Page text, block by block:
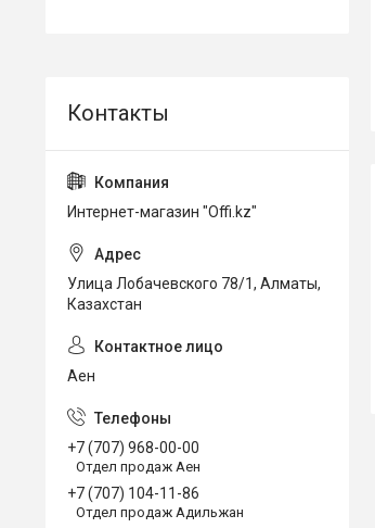
Интернет-магазин "Offi.kz"
Улица Лобачевского 78/1, Алматы,
Казахстан
Аен
+7 (707) 968-00-00
Отдел продаж Аен
+7 (707) 104-11-86
Отдел продаж Адильжан